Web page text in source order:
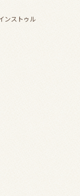
ンストゥル